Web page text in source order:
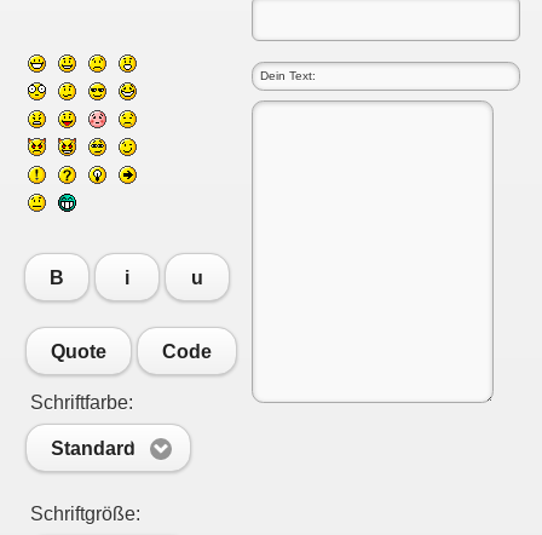
B i u
Quote Code
Schriftfarbe:
Standard
Schriftgröße: